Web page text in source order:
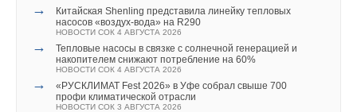
→
Китайская Shenling представила линейку тепловых
насосов «воздух-вода» на R290
НОВОСТИ СОК 4 АВГУСТА 2026
→
Тепловые насосы в связке с солнечной генерацией и
накопителем снижают потребление на 60%
НОВОСТИ СОК 4 АВГУСТА 2026
→
«РУСКЛИМАТ Fest 2026» в Уфе собрал свыше 700
профи климатической отрасли
НОВОСТИ СОК 3 АВГУСТА 2026
ЖУРНАЛ СОК ИЮНЬ 2026
Фото: HIPEX